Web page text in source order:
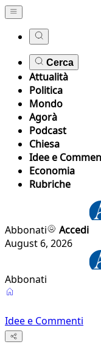
Cerca
Attualità
Politica
Mondo
Agorà
Podcast
Chiesa
Idee e
Economia
Rubriche
Abbonati
Accedi
August 6, 2026
Abbonati
Idee e Commenti